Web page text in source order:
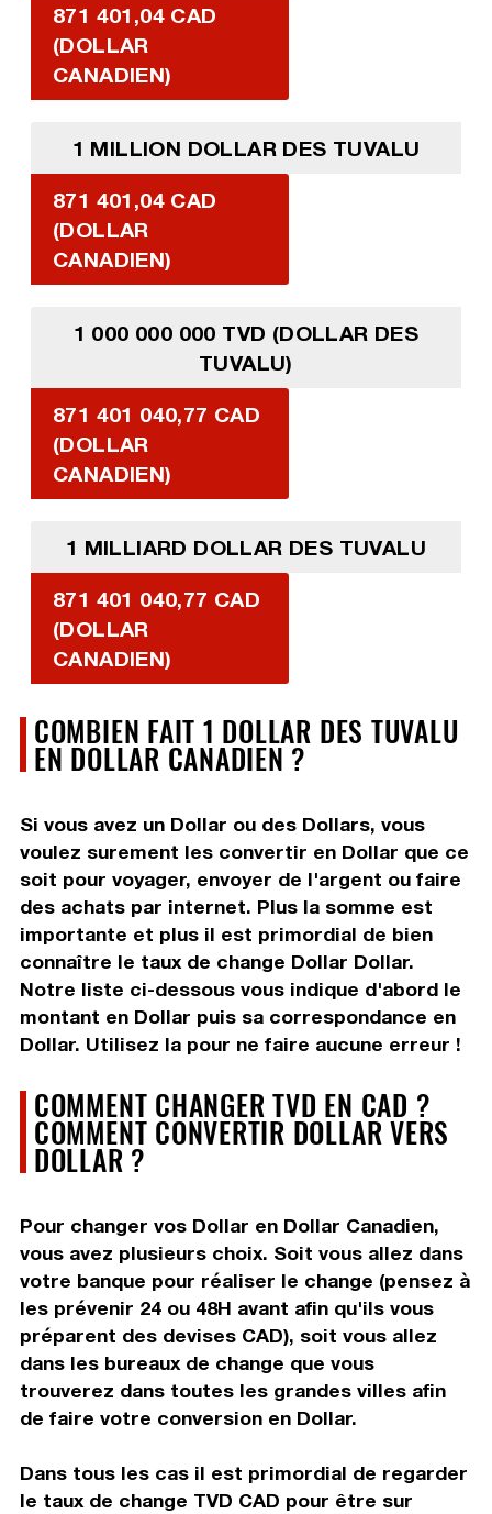
871 401,04 CAD
(DOLLAR
CANADIEN)
1 MILLION DOLLAR DES TUVALU
871 401,04 CAD
(DOLLAR
CANADIEN)
1 000 000 000 TVD (DOLLAR DES
TUVALU)
871 401 040,77 CAD
(DOLLAR
CANADIEN)
1 MILLIARD DOLLAR DES TUVALU
871 401 040,77 CAD
(DOLLAR
CANADIEN)
COMBIEN FAIT 1 DOLLAR DES TUVALU
EN DOLLAR CANADIEN ?
Si vous avez un Dollar ou des Dollars, vous
voulez surement les convertir en Dollar que ce
soit pour voyager, envoyer de l'argent ou faire
des achats par internet. Plus la somme est
importante et plus il est primordial de bien
connaître le taux de change Dollar Dollar.
Notre liste ci-dessous vous indique d'abord le
montant en Dollar puis sa correspondance en
Dollar. Utilisez la pour ne faire aucune erreur !
COMMENT CHANGER TVD EN CAD ?
COMMENT CONVERTIR DOLLAR VERS
DOLLAR ?
Pour changer vos Dollar en Dollar Canadien,
vous avez plusieurs choix. Soit vous allez dans
votre banque pour réaliser le change (pensez à
les prévenir 24 ou 48H avant afin qu'ils vous
préparent des devises CAD), soit vous allez
dans les bureaux de change que vous
trouverez dans toutes les grandes villes afin
de faire votre conversion en Dollar.
Dans tous les cas il est primordial de regarder
le taux de change TVD CAD pour être sur